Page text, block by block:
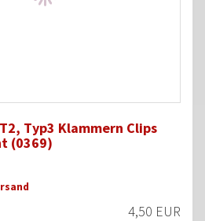
Typ3 Klammern Clips
(0369)
4,50 EUR